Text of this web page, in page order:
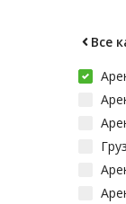
Объявления
Все